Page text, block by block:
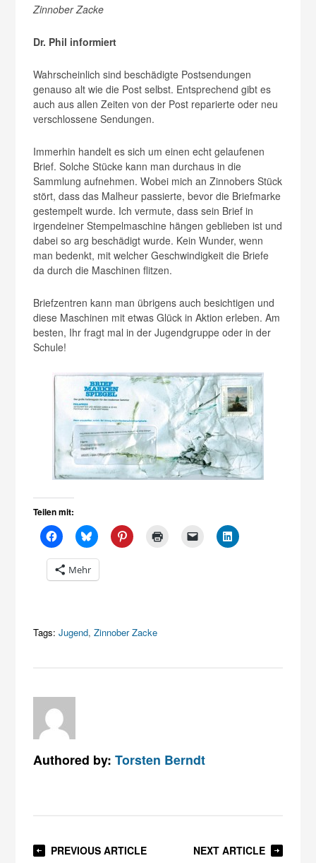
Zinnober Zacke
Dr. Phil informiert
Wahrscheinlich sind beschädigte Postsendungen
genauso alt wie die Post selbst. Entsprechend gibt es
auch aus allen Zeiten von der Post reparierte oder neu
verschlossene Sendungen.
Immerhin handelt es sich um einen echt gelaufenen
Brief. Solche Stücke kann man durchaus in die
Sammlung aufnehmen. Wobei mich an Zinnobers Stück
stört, dass das Malheur passierte, bevor die Briefmarke
gestempelt wurde. Ich vermute, dass sein Brief in
irgendeiner Stempelmaschine hängen geblieben ist und
dabei so arg beschädigt wurde. Kein Wunder, wenn
man bedenkt, mit welcher Geschwindigkeit die Briefe
da durch die Maschinen flitzen.
Briefzentren kann man übrigens auch besichtigen und
diese Maschinen mit etwas Glück in Aktion erleben. Am
besten, Ihr fragt mal in der Jugendgruppe oder in der
Schule!
Teilen mit:
Mehr
Tags: Jugend,Zinnober Zacke
Authored by:Torsten Berndt
PREVIOUS ARTICLE NEXT ARTICLE